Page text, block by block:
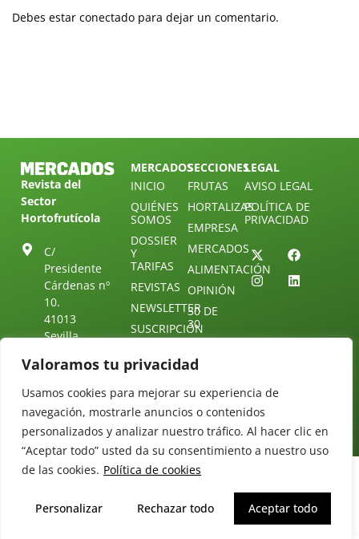
Valoramos tu privacidad
Usamos cookies para mejorar su experiencia de
navegación, mostrarle anuncios o contenidos
personalizados y analizar nuestro tráfico. Al hacer clic en
“Aceptar todo” usted da su consentimiento a nuestro uso
de las cookies. Política de cookies
Personalizar Rechazar todo Aceptar todo
Debes estar conectado para dejar un comentario.
Revista del
Sector
Hortofrutícola
C/
Presidente
Cárdenas nº
10.
41013
Sevilla.
25 88 51
redaccion@revistamercados.com
MERCADOS
INICIO
QUIÉNES
SOMOS
DOSSIER
Y
TARIFAS
REVISTAS
NEWSLETTER
SUSCRIPCIÓN
NUESTRO
TELEGRAM
CONTACTO
SECCIONES
FRUTAS
HORTALIZAS
EMPRESA
MERCADOS
ALIMENTACIÓN
OPINIÓN
30 DE
30
LEGAL
AVISO LEGAL
POLÍTICA DE
PRIVACIDAD